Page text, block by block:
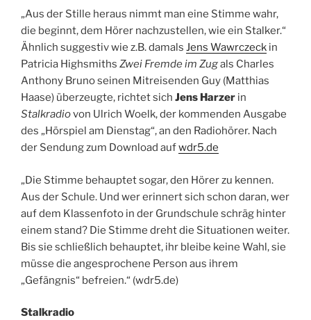
„Aus der Stille heraus nimmt man eine Stimme wahr,
die beginnt, dem Hörer nachzustellen, wie ein Stalker.“
Ähnlich suggestiv wie z.B. damals Jens Wawrczeck in
Patricia Highsmiths Zwei Fremde im Zugals Charles
Anthony Bruno seinen Mitreisenden Guy (Matthias
Haase) überzeugte, richtet sich Jens Harzer in
Stalkradiovon Ulrich Woelk, der kommenden Ausgabe
des „Hörspiel am Dienstag“, an den Radiohörer. Nach
der Sendung zum Download aufwdr5.de
„Die Stimme behauptet sogar, den Hörer zu kennen.
Aus der Schule. Und wer erinnert sich schon daran, wer
auf dem Klassenfoto in der Grundschule schräg hinter
einem stand? Die Stimme dreht die Situationen weiter.
Bis sie schließlich behauptet, ihr bleibe keine Wahl, sie
müsse die angesprochene Person aus ihrem
„Gefängnis“ befreien.“ (wdr5.de)
Stalkradio